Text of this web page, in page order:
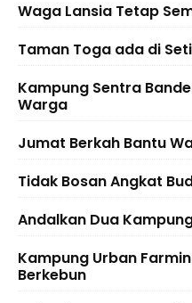
Waga Lansia Tetap
Taman Toga ada di
Kampung Sentra
Warga
Jumat Berkah Bantu
Tidak Bosan Angkat
Andalkan Dua
Kampung Urban
Berkebun